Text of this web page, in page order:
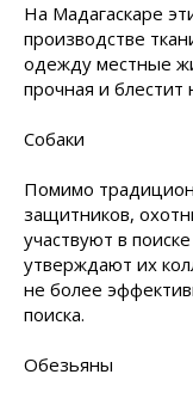
На Мадагаскаре
производстве
одежду местные
прочная и блестит
Собаки
Помимо
защитников,
участвуют в
утверждают их
не более
поиска.
Обезьяны